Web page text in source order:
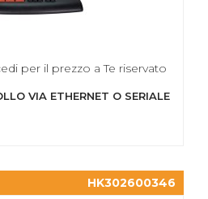
per il prezzo a Te riservato
VIA ETHERNET O SERIALE
HK302600346